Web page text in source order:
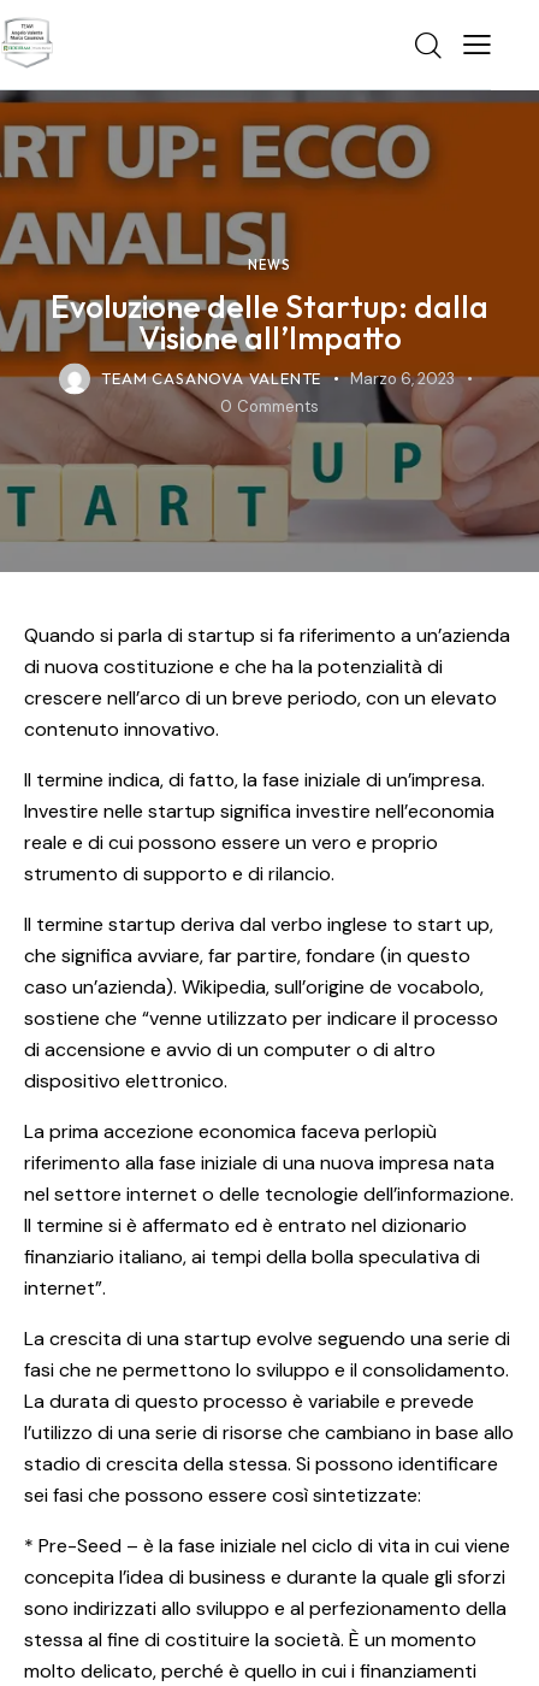
NEWS
Evoluzione delle Startup: dalla
Visione all’Impatto
TEAM CASANOVA VALENTE
Marzo 6, 2023
0 Comments
Quando si parla di startup si fa riferimento a un’azienda
di nuova costituzione e che ha la potenzialità di
crescere nell’arco di un breve periodo, con un elevato
contenuto innovativo.
Il termine indica, di fatto, la fase iniziale di un’impresa.
Investire nelle startup significa investire nell’economia
reale e di cui possono essere un vero e proprio
strumento di supporto e di rilancio.
Il termine startup deriva dal verbo inglese to start up,
che significa avviare, far partire, fondare (in questo
caso un’azienda). Wikipedia, sull’origine de vocabolo,
sostiene che “venne utilizzato per indicare il processo
di accensione e avvio di un computer o di altro
dispositivo elettronico.
La prima accezione economica faceva perlopiù
riferimento alla fase iniziale di una nuova impresa nata
nel settore internet o delle tecnologie dell’informazione.
Il termine si è affermato ed è entrato nel dizionario
finanziario italiano, ai tempi della bolla speculativa di
internet”.
La crescita di una startup evolve seguendo una serie di
fasi che ne permettono lo sviluppo e il consolidamento.
La durata di questo processo è variabile e prevede
l’utilizzo di una serie di risorse che cambiano in base allo
stadio di crescita della stessa. Si possono identificare
sei fasi che possono essere così sintetizzate:
* Pre-Seed – è la fase iniziale nel ciclo di vita in cui viene
concepita l’idea di business e durante la quale gli sforzi
sono indirizzati allo sviluppo e al perfezionamento della
stessa al fine di costituire la società. È un momento
molto delicato, perché è quello in cui i finanziamenti